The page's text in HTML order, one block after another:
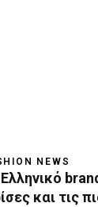
NEWS
και τις